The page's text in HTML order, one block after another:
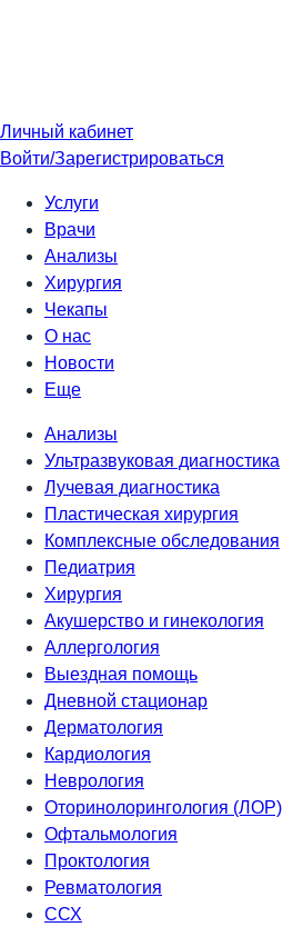
Личный кабинет
Войти/Зарегистрироваться
Услуги
Врачи
Анализы
Хирургия
Чекапы
О нас
Новости
Еще
Анализы
Ультразвуковая диагностика
Лучевая диагностика
Пластическая хирургия
Комплексные обследования
Педиатрия
Хирургия
Акушерство и гинекология
Аллергология
Выездная помощь
Дневной стационар
Дерматология
Кардиология
Неврология
Оторинолорингология (ЛОР)
Офтальмология
Проктология
Ревматология
ССХ